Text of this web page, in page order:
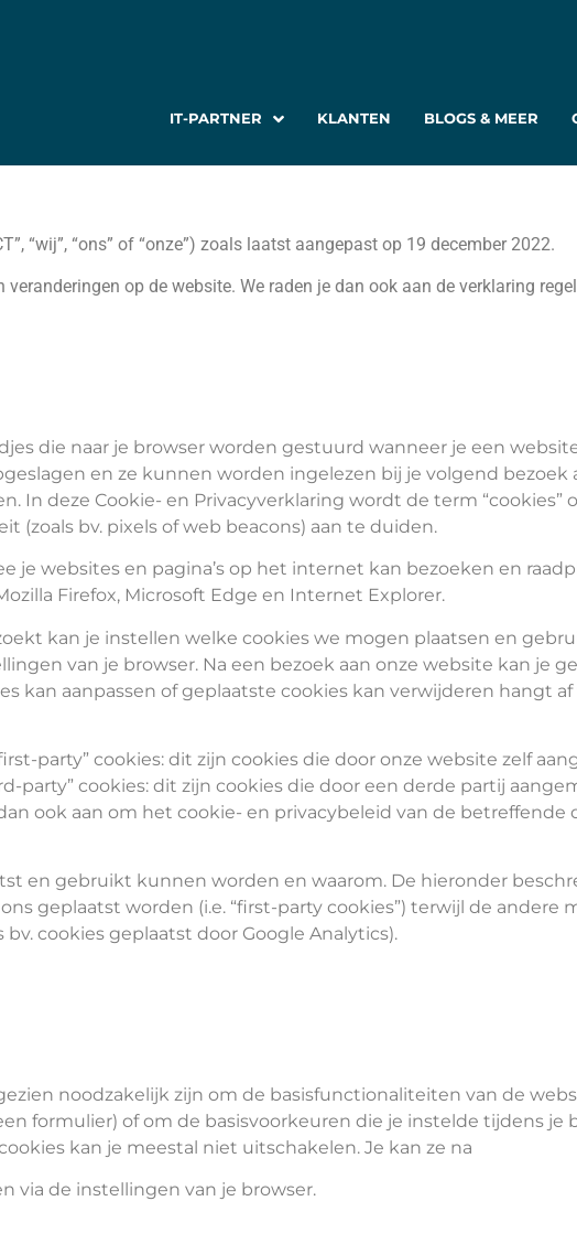
IT-PARTNER KLANTEN BLOGS & MEER
“wij”, “ons” of “onze”) zoals laatst aangepast op 19 december 2022.
op de website. We raden je dan ook aan de verklaring
die naar je browser worden gestuurd wanneer je een
en ze kunnen worden ingelezen bij je volgend bezoek
In deze Cookie- en Privacyverklaring wordt de term “cookies”
bv. pixels of web beacons) aan te duiden.
je websites en pagina’s op het internet kan bezoeken en
Firefox, Microsoft Edge en Internet Explorer.
kan je instellen welke cookies we mogen plaatsen en
van je browser. Na een bezoek aan onze website kan je
kan aanpassen of geplaatste cookies kan verwijderen hangt
party” cookies: dit zijn cookies die door onze website zelf
party” cookies: dit zijn cookies die door een derde partij
ook aan om het cookie- en privacybeleid van de betreffende
en gebruikt kunnen worden en waarom. De hieronder
geplaatst worden (i.e. “first-party cookies”) terwijl de andere
cookies geplaatst door Google Analytics).
noodzakelijk zijn om de basisfunctionaliteiten van de
formulier) of om de basisvoorkeuren die je instelde tijdens je
kan je meestal niet uitschakelen. Je kan ze na
via de instellingen van je browser.